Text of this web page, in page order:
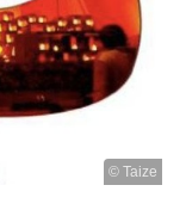
© Taize